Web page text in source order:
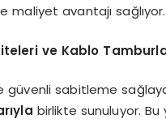
maliyet avantajı sağlıyor.
ve Kablo
güvenli sabitleme
birlikte sunuluyor. Bu